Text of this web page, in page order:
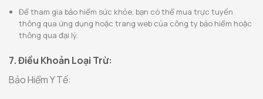
Để tham gia bảo hiểm sức khỏe, bạn có thể mua trực tuyến
thông qua ứng dụng hoặc trang web của công ty bảo hiểm hoặc
thông qua đại lý.
7. Điều Khoản Loại Trừ:
Bảo Hiểm Y Tế: